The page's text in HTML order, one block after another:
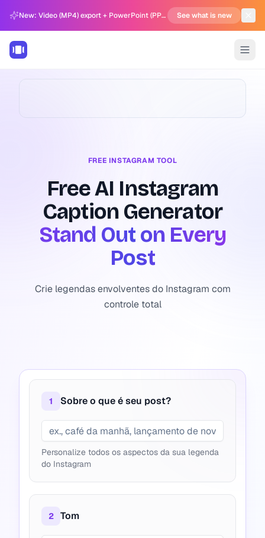
New: Video (MP4) export + PowerPoint (PPTX) support in Carousel Generator See what is new
FREE INSTAGRAM TOOL
Free AI Instagram
Caption Generator
Stand Out on Every
Post
Crie legendas envolventes do Instagram com
controle total
1 Sobre o que é seu post?
Personalize todos os aspectos da sua legenda
do Instagram
2 Tom